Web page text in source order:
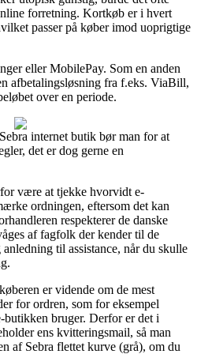
forretning. Kortkøb er i hvert
passer på køber imod uoprigtige
eller MobilePay. Som en anden
afbetalingsløsning fra f.eks. ViaBill,
over en periode.
internet butik bør man for at
det er dog gerne en
være at tjekke hvorvidt e-
ordningen, eftersom det kan
respekterer de danske
af fagfolk der kender til de
til assistance, når du skulle
er vidende om de mest
for ordren, som for eksempel
bruger. Derfor er det i
ens kvitteringsmail, så man
af Sebra flettet kurve (grå), om du